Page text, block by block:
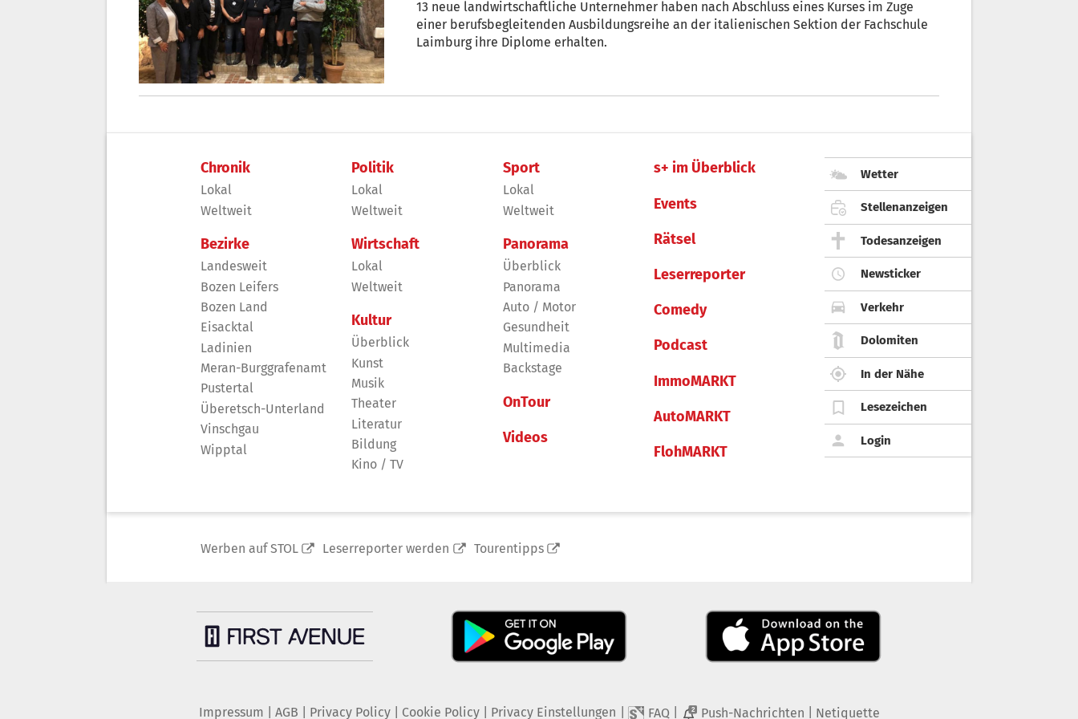
13 neue landwirtschaftliche Unternehmer haben nach Abschluss eines Kurses im Zuge
einer berufsbegleitenden Ausbildungsreihe an der italienischen Sektion der Fachschule
Laimburg ihre Diplome erhalten.
Chronik
Lokal
Weltweit
Bezirke
Landesweit
Bozen Leifers
Bozen Land
Eisacktal
Ladinien
Meran-Burggrafenamt
Pustertal
Überetsch-Unterland
Vinschgau
Wipptal
Politik
Lokal
Weltweit
Wirtschaft
Lokal
Weltweit
Kultur
Überblick
Kunst
Musik
Theater
Literatur
Bildung
Kino / TV
Sport
Lokal
Weltweit
Panorama
Überblick
Panorama
Auto / Motor
Gesundheit
Multimedia
Backstage
OnTour
Videos
s+ im Überblick
Events
Rätsel
Leserreporter
Comedy
Podcast
ImmoMARKT
AutoMARKT
FlohMARKT
Wetter
Stellenanzeigen
Todesanzeigen
Newsticker
Verkehr
Dolomiten
In der Nähe
Lesezeichen
Login
Werben auf STOL Leserreporter werden Tourentipps
Impressum AGB Privacy Policy| Cookie Policy| Privacy Einstellungen FAQ 2 Push-Nachrichten Netiquette